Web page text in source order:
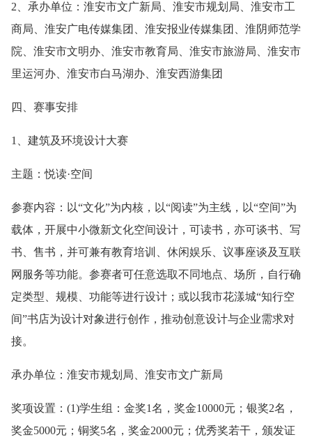
2、承办单位：淮安市文广新局、淮安市规划局、淮安市工
商局、淮安广电传媒集团、淮安报业传媒集团、淮阴师范学
院、淮安市文明办、淮安市教育局、淮安市旅游局、淮安市
里运河办、淮安市白马湖办、淮安西游集团
四、赛事安排
1、建筑及环境设计大赛
主题：悦读·空间
参赛内容：以“文化”为内核，以“阅读”为主线，以“空间”为
载体，开展中小微新文化空间设计，可读书，亦可谈书、写
书、售书，并可兼有教育培训、休闲娱乐、议事座谈及互联
网服务等功能。参赛者可任意选取不同地点、场所，自行确
定类型、规模、功能等进行设计；或以我市花漾城“知行空
间”书店为设计对象进行创作，推动创意设计与企业需求对
接。
承办单位：淮安市规划局、淮安市文广新局
奖项设置：(1)学生组：金奖1名，奖金10000元；银奖2名，
奖金5000元；铜奖5名，奖金2000元；优秀奖若干，颁发证